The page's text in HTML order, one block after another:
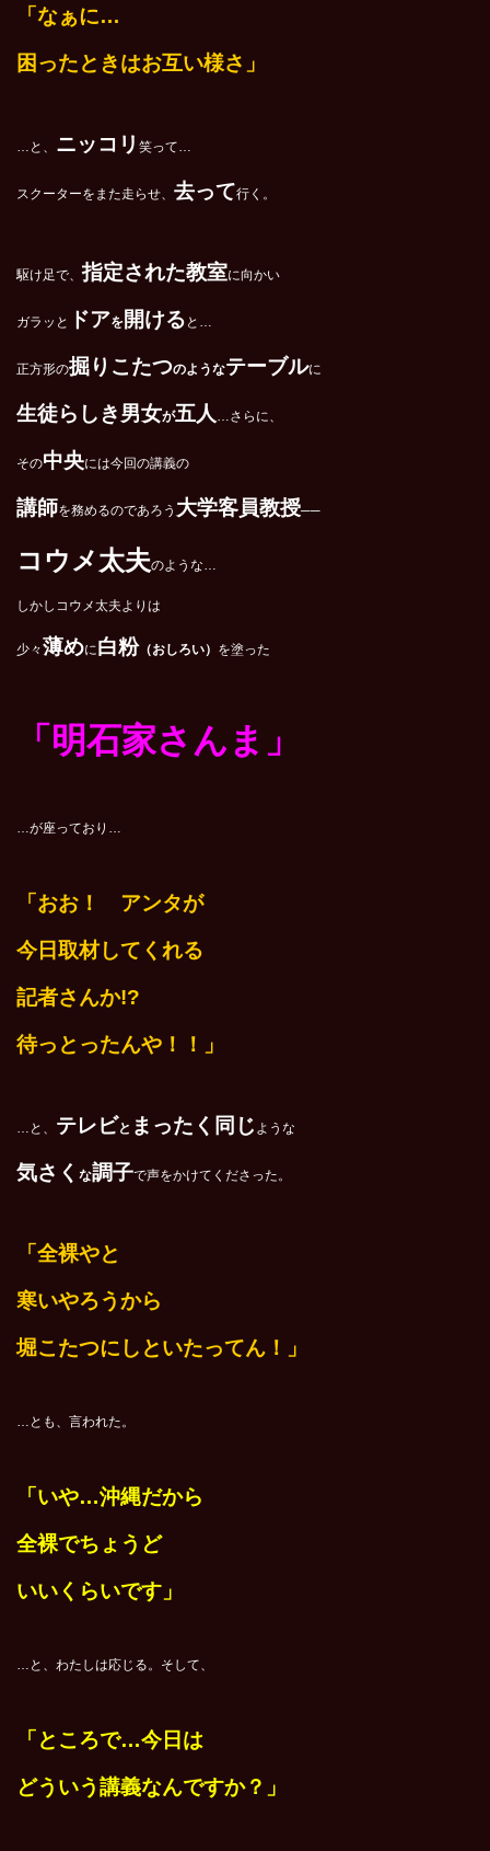
「なぁに…
困ったときはお互い様さ」
…と、 ニッコリ 笑って…
スクーターをまた走らせ、 去って行く。
駆け足で、指定された教室に向かい
ガラッと ドアを 開ける と…
正方形の掘りこたつのようなテーブルに
生徒らしき男女が五人 …さらに、
その中央には今回の講義の
講師を務めるのであろう 大学客員教授──
コウメ太夫のような…
しかしコウメ太夫よりは
少々薄めに白粉（おしろい） を塗った
「明石家さんま」
…が座っており…
「おお！ アンタが
今日取材してくれる
記者さんか!?
待っとったんや！！」
…と、 テレビと まったく同じ ような
気さく な調子で声をかけてくださった。
「全裸やと
寒いやろうから
堀こたつにしといたってん！」
…とも、言われた。
「いや…沖縄だから
全裸でちょうど
いいくらいです」
…と、わたしは応じる。そして、
「ところで…今日は
どういう講義なんですか？」